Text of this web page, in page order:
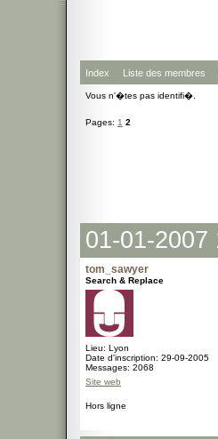
Index Liste des membres
Vous n'�tes pas identifi�.
Pages: 1 2
01-01-2007
tom_sawyer
Search & Replace
Lieu: Lyon
Date d'inscription: 29-09-2005
Messages: 2068
Site web
Hors ligne